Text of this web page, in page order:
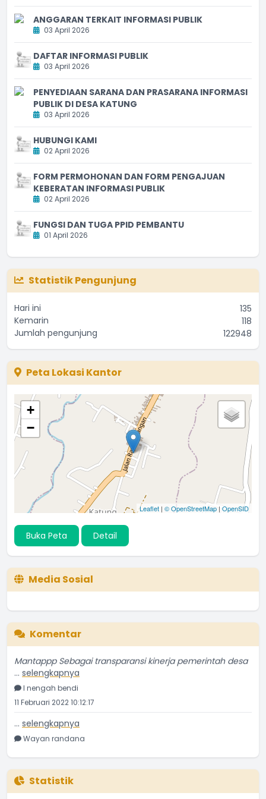
ANGGARAN TERKAIT INFORMASI PUBLIK
03 April 2026
DAFTAR INFORMASI PUBLIK
03 April 2026
PENYEDIAAN SARANA DAN PRASARANA INFORMASI
PUBLIK DI DESA KATUNG
03 April 2026
HUBUNGI KAMI
02 April 2026
FORM PERMOHONAN DAN FORM PENGAJUAN
KEBERATAN INFORMASI PUBLIK
02 April 2026
FUNGSI DAN TUGA PPID PEMBANTU
01 April 2026
Statistik Pengunjung
Hari ini
135
Kemarin
118
Jumlah pengunjung
122948
Peta Lokasi Kantor
+
−
Leaflet | © OpenStreetMap | OpenSID
Buka Peta Detail
Media Sosial
Komentar
...selengkapnya
I nengah bendi
11 Februari 2022 10:12:17
Wayan randana
11 Juni 2021 09:43:19
penerima
...selengkapnya
Statistik